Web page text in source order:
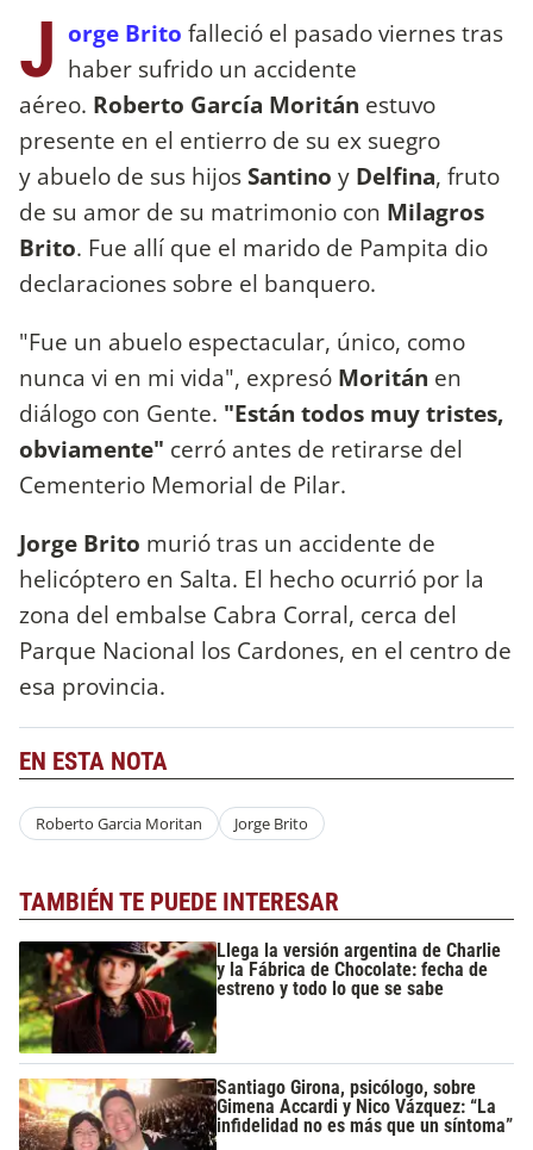
J orge Brito falleció el pasado viernes tras
haber sufrido un accidente
aéreo. Roberto García Moritán estuvo
presente en el entierro de su ex suegro
y abuelo de sus hijosSantino y Delfina, fruto
de su amor de su matrimonio con Milagros
Brito. Fue allí que el marido de Pampita dio
declaraciones sobre el banquero.
"Fue un abuelo espectacular, único, como
nunca vi en mi vida", expresó Moritán en
diálogo con Gente. "Están todos muy tristes,
obviamente" cerró antes de retirarse del
Cementerio Memorial de Pilar.
Jorge Brito murió tras un accidente de
helicóptero en Salta. El hecho ocurrió por la
zona del embalse Cabra Corral, cerca del
Parque Nacional los Cardones, en el centro de
esa provincia.
EN ESTA NOTA
Roberto Garcia Moritan Jorge Brito
TAMBIÉN TE PUEDE INTERESAR
Llega la versión argentina de Charlie
y la Fábrica de Chocolate: fecha de
estreno y todo lo que se sabe
Santiago Girona, psicólogo, sobre
Gimena Accardi y Nico Vázquez: “La
infidelidad no es más que un síntoma”